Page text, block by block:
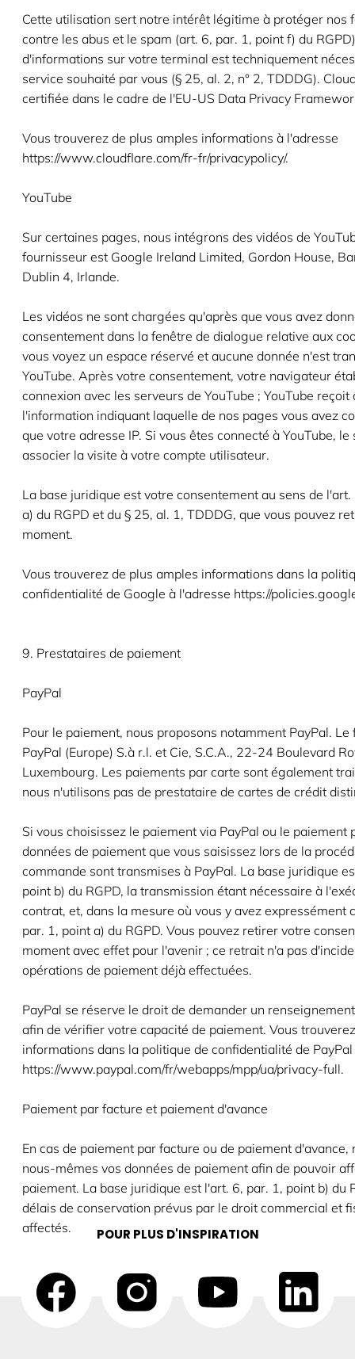
Cette utilisation sert notre intérêt légitime à protéger nos
contre les abus et le spam (art. 6, par. 1, point f) du
d'informations sur votre terminal est techniquement
service souhaité par vous (§ 25, al. 2, n° 2, TDDDG).
certifiée dans le cadre de l'EU-US Data Privacy
Vous trouverez de plus amples informations à l'adresse
https://www.cloudflare.com/fr-fr/privacypolicy/.
YouTube
Sur certaines pages, nous intégrons des vidéos de
fournisseur est Google Ireland Limited, Gordon House,
Dublin 4, Irlande.
Les vidéos ne sont chargées qu'après que vous avez
consentement dans la fenêtre de dialogue relative aux
vous voyez un espace réservé et aucune donnée n'est
YouTube. Après votre consentement, votre navigateur
connexion avec les serveurs de YouTube ; YouTube reçoit
l'information indiquant laquelle de nos pages vous avez
que votre adresse IP. Si vous êtes connecté à YouTube,
associer la visite à votre compte utilisateur.
La base juridique est votre consentement au sens de
a) du RGPD et du § 25, al. 1, TDDDG, que vous pouvez
moment.
Vous trouverez de plus amples informations dans la
confidentialité de Google à l'adresse https://
9. Prestataires de paiement
PayPal
Pour le paiement, nous proposons notamment PayPal.
PayPal (Europe) S.à r.l. et Cie, S.C.A., 22-24 Boulevard
Luxembourg. Les paiements par carte sont également
nous n'utilisons pas de prestataire de cartes de crédit
Si vous choisissez le paiement via PayPal ou le paiement
données de paiement que vous saisissez lors de la
commande sont transmises à PayPal. La base juridique
point b) du RGPD, la transmission étant nécessaire à
contrat, et, dans la mesure où vous y avez expressément
par. 1, point a) du RGPD. Vous pouvez retirer votre
moment avec effet pour l'avenir ; ce retrait n'a pas
opérations de paiement déjà effectuées.
PayPal se réserve le droit de demander un
afin de vérifier votre capacité de paiement. Vous
informations dans la politique de confidentialité de
https://www.paypal.com/fr/webapps/mpp/ua/privacy-full.
Paiement par facture et paiement d'avance
En cas de paiement par facture ou de paiement d'avance,
nous-mêmes vos données de paiement afin de pouvoir
paiement. La base juridique est l'art. 6, par. 1, point b) du
délais de conservation prévus par le droit commercial et
affectés.
POUR PLUS D'INSPIRATION